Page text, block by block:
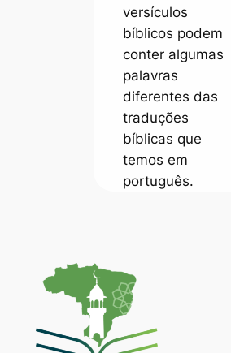
versículos
bíblicos podem
conter algumas
palavras
diferentes das
traduções
bíblicas que
temos em
português.